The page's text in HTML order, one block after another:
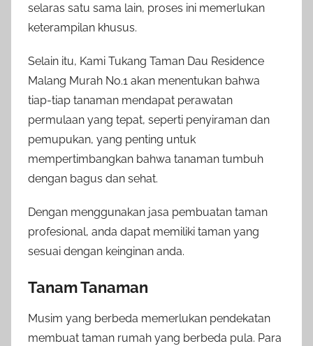
selaras satu sama lain, proses ini memerlukan
keterampilan khusus.
Selain itu, Kami Tukang Taman Dau Residence
Malang Murah No.1 akan menentukan bahwa
tiap-tiap tanaman mendapat perawatan
permulaan yang tepat, seperti penyiraman dan
pemupukan, yang penting untuk
mempertimbangkan bahwa tanaman tumbuh
dengan bagus dan sehat.
Dengan menggunakan jasa pembuatan taman
profesional, anda dapat memiliki taman yang
sesuai dengan keinginan anda.
Tanam Tanaman
Musim yang berbeda memerlukan pendekatan
membuat taman rumah yang berbeda pula. Para